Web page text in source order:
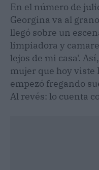
En el número de
Georgina va al
llegó sobre un
limpiadora y
lejos de mi casa'.
mujer que hoy viste
empezó fregando
Al revés: lo cuenta